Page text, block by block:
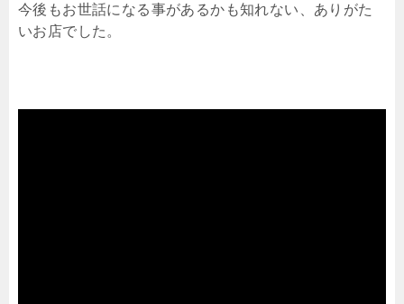
今後もお世話になる事があるかも知れない、ありがた
いお店でした。